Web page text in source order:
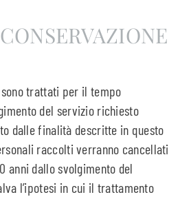
trattati per il tempo
del servizio richiesto
dalle finalità descritte in questo
raccolti verranno cancellati
anni dallo svolgimento del
l’ipotesi in cui il trattamento